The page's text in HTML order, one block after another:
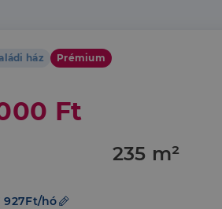
ház Prémium
Ft
235 m²
927Ft/hó